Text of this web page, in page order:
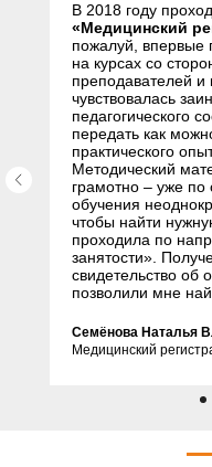
В 2018 году
«Медицинский
пожалуй, впервые
на курсах со
преподавателей и
чувствовалась
педагогического
передать как
практического
Методический
грамотно – уже
обучения
чтобы найти
проходила по
занятости».
свидетельство об
позволили мне
Семёнова Наталья
Медицинский